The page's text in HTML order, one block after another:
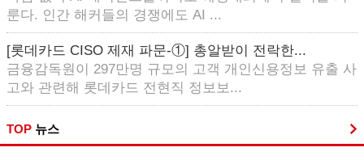
룬다. 인간 해커들의 경쟁에도 AI ...
[롯데카드 CISO 제재 파문-①] 총알받이 전락한...
금융감독원이 297만명 규모의 고객 개인신용정보 유출 사
고와 관련해 롯데카드 전현직 정보보...
TOP 뉴스